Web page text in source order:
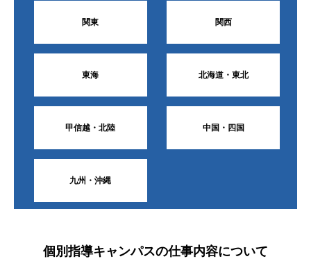
関東 関西
東海 北海道・東北
甲信越・北陸 中国・四国
九州・沖縄
個別指導キャンパスの仕事内容について